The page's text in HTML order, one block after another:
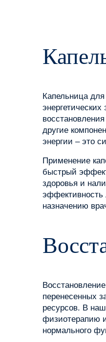
Капельница
другие
энергии – это
Применение
быстрый
здоровья и
эффективность
назначению
перенесенных
ресурсов. В
физиотерапию
нормального